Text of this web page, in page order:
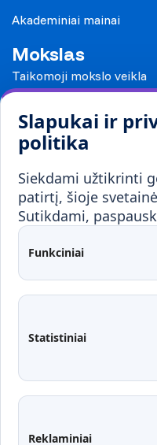
Slapukai ir
politika
Siekdami užtikrinti
patirtį, šioje
Sutikdami,
Funkciniai
Statistiniai
Reklaminiai
Akademiniai mainai
Mokslas
Taikomoji mokslo veikla
Mokykloms
Visuomenei ir
Mokymai ir
Partnerystės
Kontaktai
Administracija
Fakultetai
Moodle
EDINA
Pasirengimas